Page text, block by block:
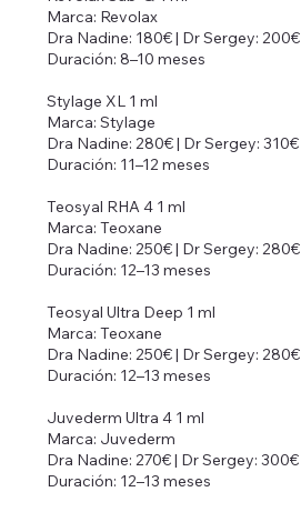
Marca: Revolax
Dra Nadine: 180€ | Dr Sergey: 200€
Duración: 8–10 meses
Stylage XL 1 ml
Marca: Stylage
Dra Nadine: 280€ | Dr Sergey: 310€
Duración: 11–12 meses
Teosyal RHA 4 1 ml
Marca: Teoxane
Dra Nadine: 250€ | Dr Sergey: 280€
Duración: 12–13 meses
Teosyal Ultra Deep 1 ml
Marca: Teoxane
Dra Nadine: 250€ | Dr Sergey: 280€
Duración: 12–13 meses
Juvederm Ultra 4 1 ml
Marca: Juvederm
Dra Nadine: 270€ | Dr Sergey: 300€
Duración: 12–13 meses